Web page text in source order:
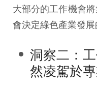
大部分的工作機會
會決定綠色產業發展
洞察二：
然凌駕於